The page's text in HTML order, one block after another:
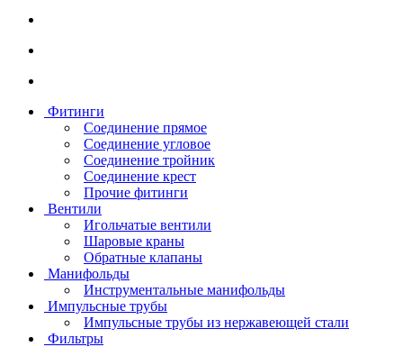
Фитинги
Соединение прямое
Соединение угловое
Соединение тройник
Соединение крест
Прочие фитинги
Вентили
Игольчатые вентили
Шаровые краны
Обратные клапаны
Манифольды
Инструментальные манифольды
Импульсные трубы
Импульсные трубы из нержавеющей стали
Фильтры